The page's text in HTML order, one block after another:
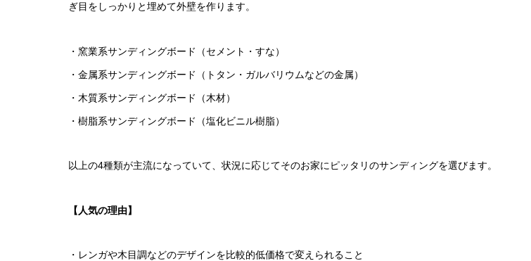
ぎ目をしっかりと埋めて外壁を作ります。
・窯業系サンディングボード（セメント・すな）
・金属系サンディングボード（トタン・ガルバリウムなどの金属）
・木質系サンディングボード（木材）
・樹脂系サンディングボード（塩化ビニル樹脂）
以上の4種類が主流になっていて、状況に応じてそのお家にピッタリのサンディングを選びます。
【人気の理由】
・レンガや木目調などのデザインを比較的低価格で変えられること